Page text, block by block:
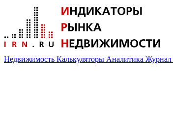
Недвижимость Калькуляторы Аналитика Журнал